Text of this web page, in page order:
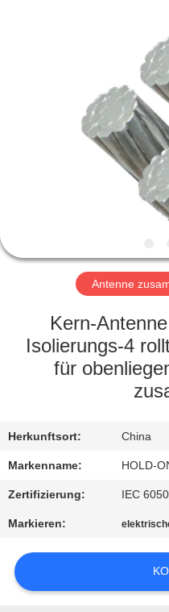
PRODUKTE
ÜBER
UNS
FABRIK-
AUSFLUG
TRETEN
SIE
MIT
UNS
IN
VERBINDUNG
Antenne
Kern-
Isolierungs-4
für
Herkunftsort: China
Markenname: HOLD-
Zertifizierung: IEC
Markieren: